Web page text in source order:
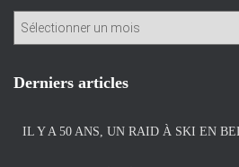
h
Derniers articles
IL Y A 50 ANS, UN RAID À SKI EN